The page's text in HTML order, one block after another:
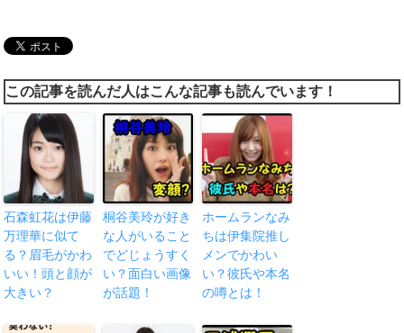
この記事を読んだ人はこんな記事も読んでいます！
石森虹花は伊藤
万理華に似て
る？眉毛がかわ
いい！頭と顔が
大きい？
桐谷美玲が好き
な人がいること
でどじょうすく
い？面白い画像
が話題！
ホームランなみ
ちは伊集院推し
メンでかわい
い？彼氏や本名
の噂とは！